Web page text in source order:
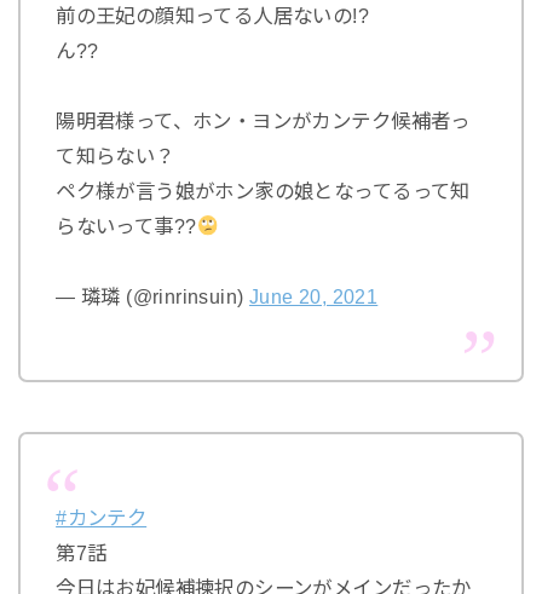
前の王妃の顔知ってる人居ないの!?
ん??
陽明君様って、ホン・ヨンがカンテク候補者っ
て知らない？
ペク様が言う娘がホン家の娘となってるって知
らないって事??
— 璘璘 (@rinrinsuin) June 20, 2021
#カンテク
第7話
今日はお妃候補揀択のシーンがメインだったか